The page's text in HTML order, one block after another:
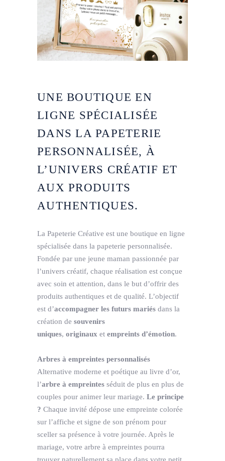
UNE BOUTIQUE EN
LIGNE SPÉCIALISÉE
DANS LA PAPETERIE
PERSONNALISÉE, À
L’UNIVERS CRÉATIF ET
AUX PRODUITS
AUTHENTIQUES.
La Papeterie Créative est une boutique en ligne
spécialisée dans la papeterie personnalisée.
Fondée par une jeune maman passionnée par
l’univers créatif, chaque réalisation est conçue
avec soin et attention, dans le but d’offrir des
produits authentiques et de qualité. L’objectif
est d’accompagner les futurs mariés dans la
création de souvenirs
uniques, originaux et empreints d’émotion.
Arbres à empreintes personnalisés
Alternative moderne et poétique au livre d’or,
l’arbre à empreintes séduit de plus en plus de
couples pour animer leur mariage. Le principe
? Chaque invité dépose une empreinte colorée
sur l’affiche et signe de son prénom pour
sceller sa présence à votre journée. Après le
mariage, votre arbre à empreintes pourra